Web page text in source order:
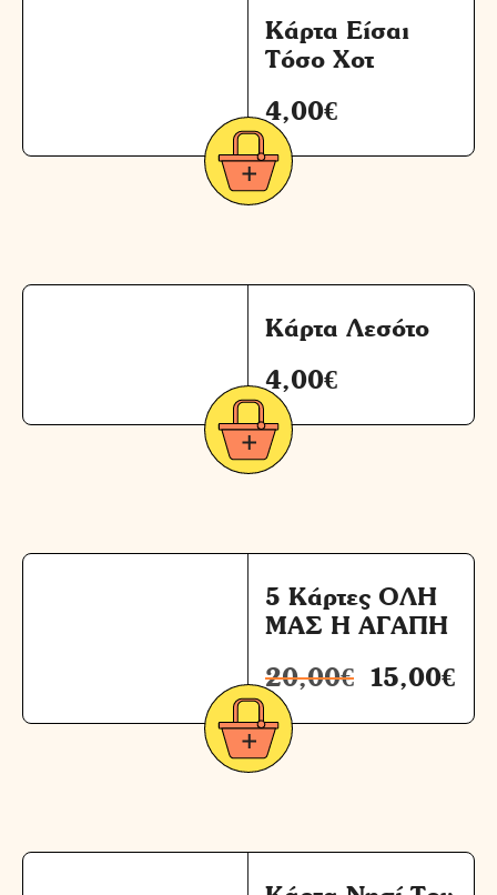
Κάρτα Είσαι
Τόσο Χοτ
4,00€
Κάρτα Λεσότο
4,00€
5 Κάρτες ΟΛΗ
ΜΑΣ Η ΑΓΑΠΗ
20,00€ 15,00€